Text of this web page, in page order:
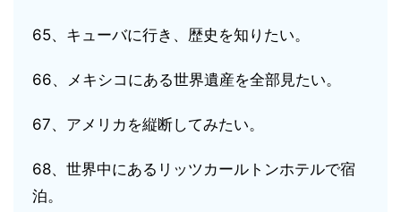
65、キューバに行き、歴史を知りたい。
66、メキシコにある世界遺産を全部見たい。
67、アメリカを縦断してみたい。
68、世界中にあるリッツカールトンホテルで宿
泊。